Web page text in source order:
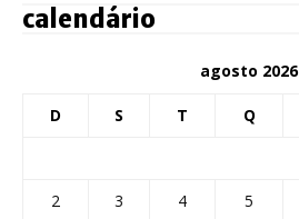
calendário
agosto 2026
D S T Q
2
3 4 5